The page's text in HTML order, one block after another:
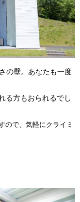
の壁。あなたも一度
る方もおられるでし
ので、気軽にクライミ